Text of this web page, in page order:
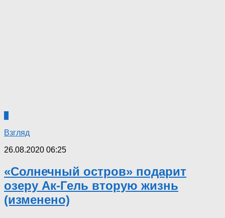
Взгляд
26.08.2020 06:25
«Солнечный остров» подарит
озеру Ак-Гель вторую жизнь
(изменено)